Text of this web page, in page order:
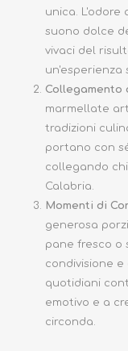
unica.
suono dolce
vivaci del
un'esperienza
Collegamento
marmellate
tradizioni
portano con
collegando
Calabria.
Momenti di
generosa
pane fresco o
condivisione
quotidiani
emotivo e a
circonda.